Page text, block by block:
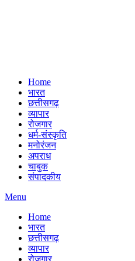
Home
भारत
छत्तीसगढ़
व्यापार
रोजगार
धर्म-संस्कृति
मनोरंजन
अपराध
चाबुक
संपादकीय
Menu
Home
भारत
छत्तीसगढ़
व्यापार